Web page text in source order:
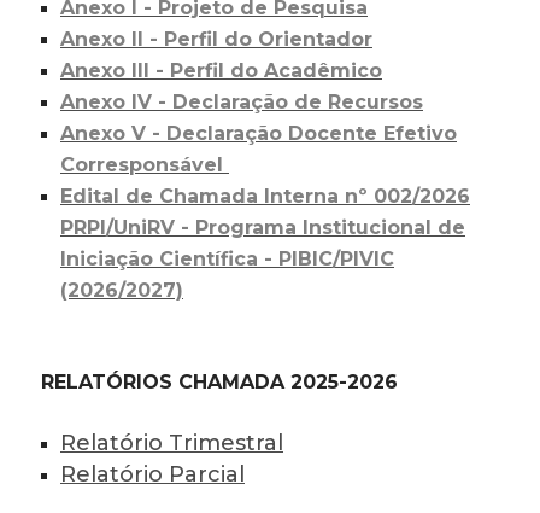
Anexo I - Projeto de Pesquisa
Anexo II - Perfil do Orientador
Anexo III - Perfil do Acadêmico
Anexo IV - Declaração de Recursos
Anexo V - Declaração Docente Efetivo
Corresponsável
Edital de Chamada Interna nº 002/2026
PRPI/UniRV - Programa Institucional de
Iniciação Científica - PIBIC/PIVIC
(2026/2027)
RELATÓRIOS CHAMADA 2025-2026
Relatório Trimestral
Relatório Parcial